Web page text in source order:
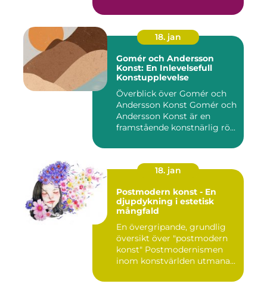
18. jan
Gomér och Andersson
Konst: En Inlevelsefull
Konstupplevelse
Överblick över Gomér och
Andersson Konst Gomér och
Andersson Konst är en
framstående konstnärlig rö...
18. jan
Postmodern konst - En
djupdykning i estetisk
mångfald
En övergripande, grundlig
översikt över "postmodern
konst" Postmodernismen
inom konstvärlden utmana...